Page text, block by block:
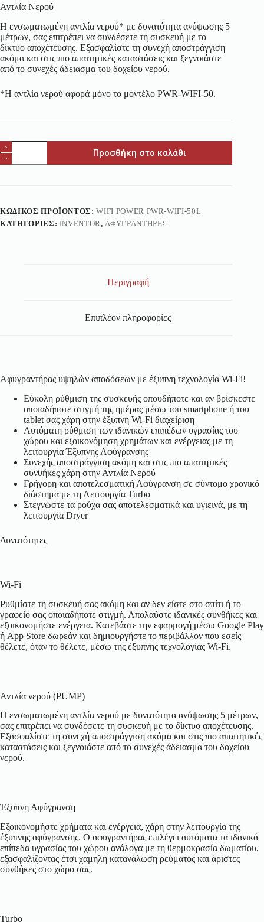
Αντλία Νερού
Η ενσωματωμένη αντλία νερού* με δυνατότητα ανύψωσης 5
μέτρων, σας επιτρέπει να συνδέσετε τη συσκευή με το
δίκτυο αποχέτευσης. Εξασφαλίστε τη συνεχή αποστράγγιση
ακόμα και στις πιο απαιτητικές καταστάσεις και ξεγνοιάστε
από το συνεχές άδειασμα του δοχείου νερού.
*Η αντλία νερού αφορά μόνο το μοντέλο PWR-WIFI-50.
Προσθήκη στο καλάθι
ΚΩΔΙΚΌΣ ΠΡΟΪΌΝΤΟΣ:WIFI POWER PWR-WIFI-50L
ΚΑΤΗΓΟΡΊΕΣ: INVENTOR,ΑΦΥΓΡΑΝΤΉΡΕΣ
Περιγραφή
Επιπλέον πληροφορίες
Αφυγραντήρας υψηλών αποδόσεων με έξυπνη τεχνολογία Wi-Fi!
Εύκολη ρύθμιση της συσκευής οπουδήποτε και αν βρίσκεστε
οποιαδήποτε στιγμή της ημέρας μέσω του smartphone ή του
tablet σας χάρη στην έξυπνη Wi-Fi διαχείριση
Αυτόματη ρύθμιση των ιδανικών επιπέδων υγρασίας του
χώρου και εξοικονόμηση χρημάτων και ενέργειας με τη
λειτουργία Έξυπνης Αφύγρανσης
Συνεχής αποστράγγιση ακόμη και στις πιο απαιτητικές
συνθήκες χάρη στην Αντλία Νερού
Γρήγορη και αποτελεσματική Αφύγρανση σε σύντομο χρονικό
διάστημα με τη Λειτουργία Turbo
Στεγνώστε τα ρούχα σας αποτελεσματικά και υγιεινά, με τη
λειτουργία Dryer
Δυνατότητες
Wi-Fi
Ρυθμίστε τη συσκευή σας ακόμη και αν δεν είστε στο σπίτι ή το
γραφείο σας οποιαδήποτε στιγμή. Απολαύστε ιδανικές συνθήκες και
εξοικονομήστε ενέργεια. Κατεβάστε την εφαρμογή μέσω Google Play
ή App Store δωρεάν και δημιουργήστε το περιβάλλον που εσείς
θέλετε, όταν το θέλετε, μέσω της έξυπνης τεχνολογίας Wi-Fi.
Αντλία νερού (PUMP)
Η ενσωματωμένη αντλία νερού με δυνατότητα ανύψωσης 5 μέτρων,
σας επιτρέπει να συνδέσετε τη συσκευή με το δίκτυο αποχέτευσης.
Εξασφαλίστε τη συνεχή αποστράγγιση ακόμα και στις πιο απαιτητικές
καταστάσεις και ξεγνοιάστε από το συνεχές άδειασμα του δοχείου
νερού.
Έξυπνη Αφύγρανση
Εξοικονομήστε χρήματα και ενέργεια, χάρη στην λειτουργία της
έξυπνης αφύγρανσης. Ο αφυγραντήρας επιλέγει αυτόματα τα ιδανικά
επίπεδα υγρασίας του χώρου ανάλογα με τη θερμοκρασία δωματίου,
εξασφαλίζοντας έτσι χαμηλή κατανάλωση ρεύματος και άριστες
συνθήκες στο χώρο σας.
Turbo